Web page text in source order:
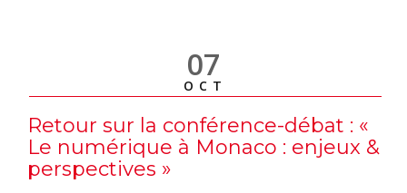
07
OCT
Retour sur la conférence-débat : «
Le numérique à Monaco : enjeux &
perspectives »